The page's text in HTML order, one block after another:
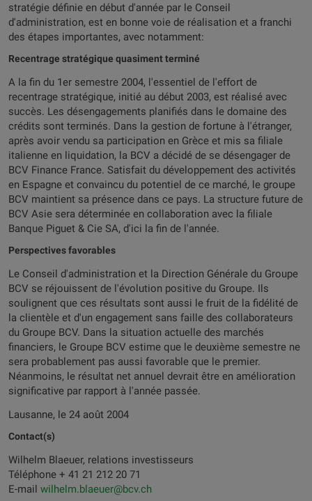
stratégie définie en début d'année par le Conseil
d'administration, est en bonne voie de réalisation et a franchi
des étapes importantes, avec notamment:
Recentrage stratégique quasiment terminé
A la fin du 1er semestre 2004, l'essentiel de l'effort de
recentrage stratégique, initié au début 2003, est réalisé avec
succès. Les désengagements planifiés dans le domaine des
crédits sont terminés. Dans la gestion de fortune à l'étranger,
après avoir vendu sa participation en Grèce et mis sa filiale
italienne en liquidation, la BCV a décidé de se désengager de
BCV Finance France. Satisfait du développement des activités
en Espagne et convaincu du potentiel de ce marché, le groupe
BCV maintient sa présence dans ce pays. La structure future de
BCV Asie sera déterminée en collaboration avec la filiale
Banque Piguet & Cie SA, d'ici la fin de l'année.
Perspectives favorables
Le Conseil d'administration et la Direction Générale du Groupe
BCV se réjouissent de l'évolution positive du Groupe. Ils
soulignent que ces résultats sont aussi le fruit de la fidélité de
la clientèle et d'un engagement sans faille des collaborateurs
du Groupe BCV. Dans la situation actuelle des marchés
financiers, le Groupe BCV estime que le deuxième semestre ne
sera probablement pas aussi favorable que le premier.
Néanmoins, le résultat net annuel devrait être en amélioration
significative par rapport à l'année passée.
Lausanne, le 24 août 2004
Contact(s)
Wilhelm Blaeuer, relations investisseurs
Téléphone + 41 21 212 20 71
E-mail wilhelm.blaeuer@bcv.ch